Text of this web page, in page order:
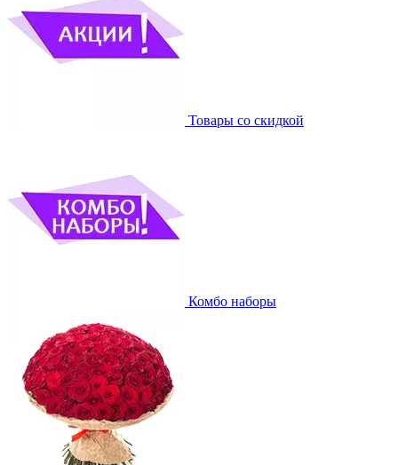
Товары со скидкой
Комбо наборы